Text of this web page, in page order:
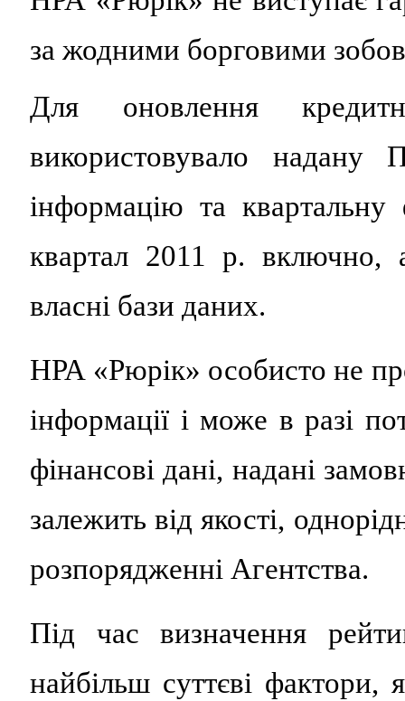
за жодними борговими
Для оновлення
використовувало
інформацію та квартальну
квартал 2011 р. включно,
власні бази даних.
НРА «Рюрік» особисто не
інформації і може в разі
фінансові дані, надані
залежить від якості,
розпорядженні Агентства.
Під час визначення
найбільш суттєві фактори,